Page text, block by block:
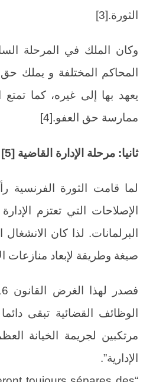
الثورة.[3]
وكان الملك في المرحلة
المحاكم المختلفة و يملك
يعهد بها إلى غيره، كما
ممارسة حق العفو.[4]
ثانيا: مرحلة الإدارة القاضية [5] – Administration juge.
لما قامت الثورة الفرنسية
الإصلاحات التي تعتزم
البرلمانات. لذا كان
صيغة وطريقة لإبعاد منازعات
الوظائف القضائية تبقى
مرتكبين لجريمة الخيانة
الإدارية”.